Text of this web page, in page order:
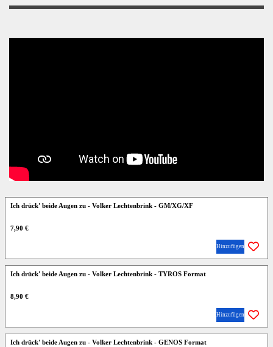
Ich drück' beide Augen zu - Volker Lechtenbrink - GM/XG/XF
7,90 €
Hinzufügen
Ich drück' beide Augen zu - Volker Lechtenbrink - TYROS Format
8,90 €
Hinzufügen
Ich drück' beide Augen zu - Volker Lechtenbrink - GENOS Format